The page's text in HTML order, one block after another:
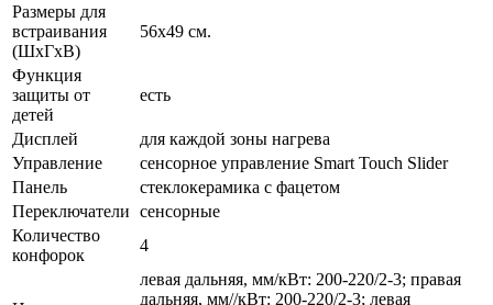
Размеры для
встраивания
(ШхГхВ)
56х49 см.
Функция
защиты от
детей
есть
Дисплей
для каждой зоны нагрева
Управление
сенсорное управление Smart Touch Slider
Панель
стеклокерамика с фацетом
Переключатели сенсорные
Количество
конфорок
4
левая дальняя, мм/кВт: 200-220/2-3; правая
дальняя, мм//кВт: 200-220/2-3; левая